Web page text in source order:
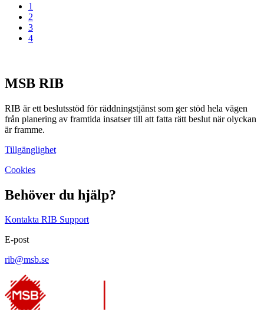
1
2
3
4
MSB RIB
RIB är ett beslutsstöd för räddningstjänst som ger stöd hela vägen
från planering av framtida insatser till att fatta rätt beslut när olyckan
är framme.
Tillgänglighet
Cookies
Behöver du hjälp?
Kontakta RIB Support
E-post
rib@msb.se